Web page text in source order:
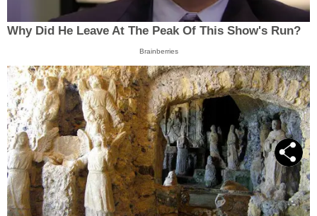
Why Did He Leave At The Peak Of This Show's Run?
Brainberries